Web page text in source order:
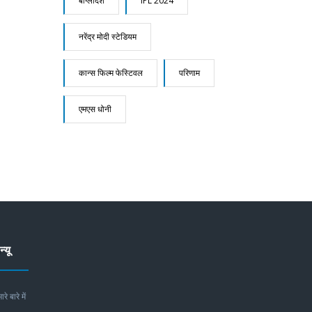
नरेंद्र मोदी स्टेडियम
कान्स फिल्म फेस्टिवल परिणाम
एमएस धोनी
बारे में